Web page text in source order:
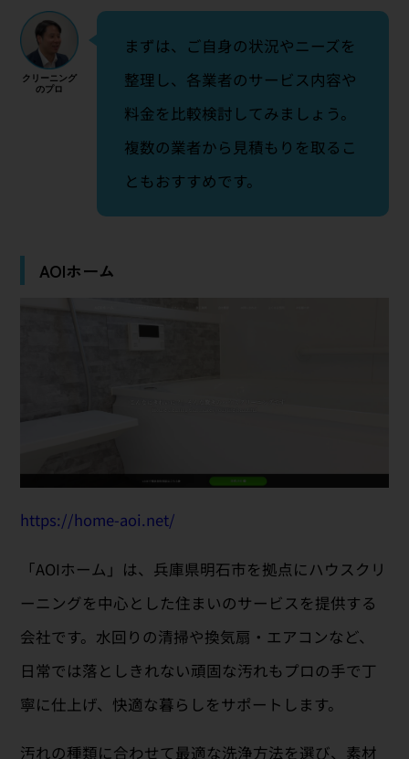
まずは、ご自身の状況やニーズを
整理し、各業者のサービス内容や
料金を比較検討してみましょう。
複数の業者から見積もりを取るこ
ともおすすめです。
AOIホーム
https://home-aoi.net/
「AOIホーム」は、兵庫県明石市を拠点にハウスクリ
ーニングを中心とした住まいのサービスを提供する
会社です。水回りの清掃や換気扇・エアコンなど、
日常では落としきれない頑固な汚れもプロの手で丁
寧に仕上げ、快適な暮らしをサポートします。
汚れの種類に合わせて最適な洗浄方法を選び、素材